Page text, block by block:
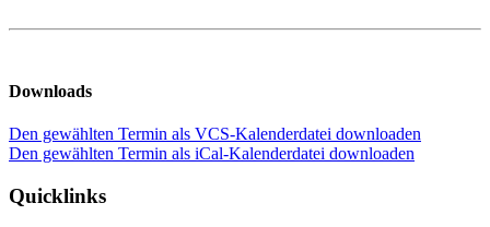
Downloads
Den gewählten Termin als VCS-Kalenderdatei downloaden
Den gewählten Termin als iCal-Kalenderdatei downloaden
Quicklinks